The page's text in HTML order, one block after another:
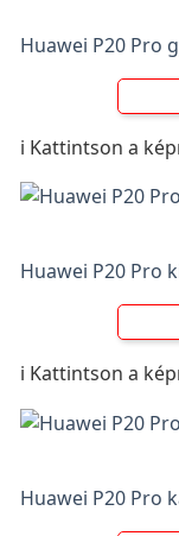
Huawei P20 Pro
ℹ️ Kattintson a
Huawei P20 Pro
ℹ️ Kattintson a
Huawei P20 Pro